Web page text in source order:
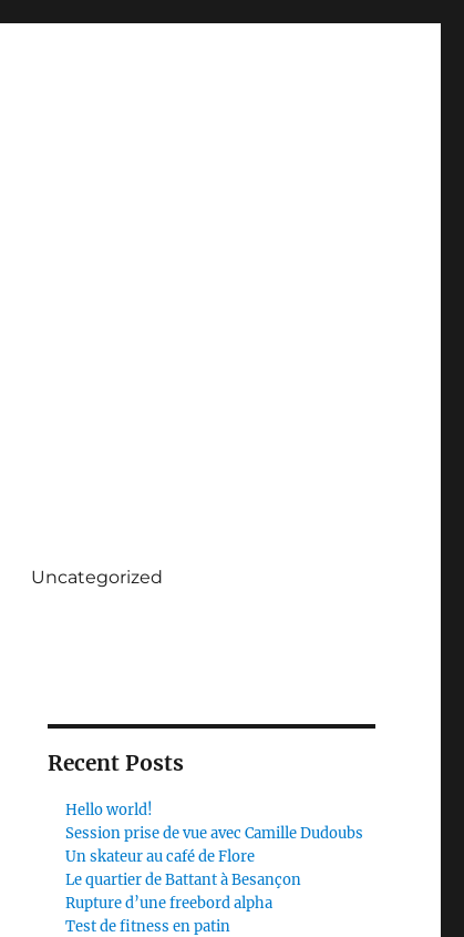
Uncategorized
Recent Posts
Hello world!
Session prise de vue avec Camille Dudoubs
Un skateur au café de Flore
Le quartier de Battant à Besançon
Rupture d’une freebord alpha
Test de fitness en patin